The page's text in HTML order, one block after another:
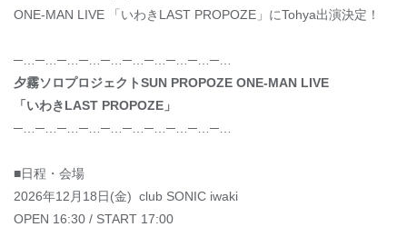
ONE-MAN LIVE 「いわきLAST PROPOZE」にTohya出演決定！
─…─…─…─…─…─…─…─…─…─…
夕霧ソロプロジェクトSUN PROPOZE ONE-MAN LIVE
「いわきLAST PROPOZE」
─…─…─…─…─…─…─…─…─…─…
■日程・会場
2026年12月18日(金) club SONIC iwaki
OPEN 16:30 / START 17:00